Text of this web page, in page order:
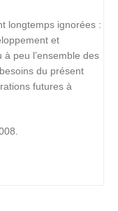
longtemps ignorées :
et
peu l’ensemble des
du présent
futures à